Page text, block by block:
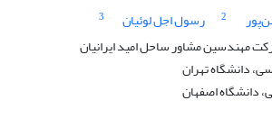
2 رسول اجل لوئیان
3
مهندسین مشاور ساحل امید ایرانیان
دانشگاه تهران
دانشگاه اصفهان